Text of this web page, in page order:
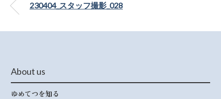
230404_スタッフ撮影_028
About us
ゆめてつを知る